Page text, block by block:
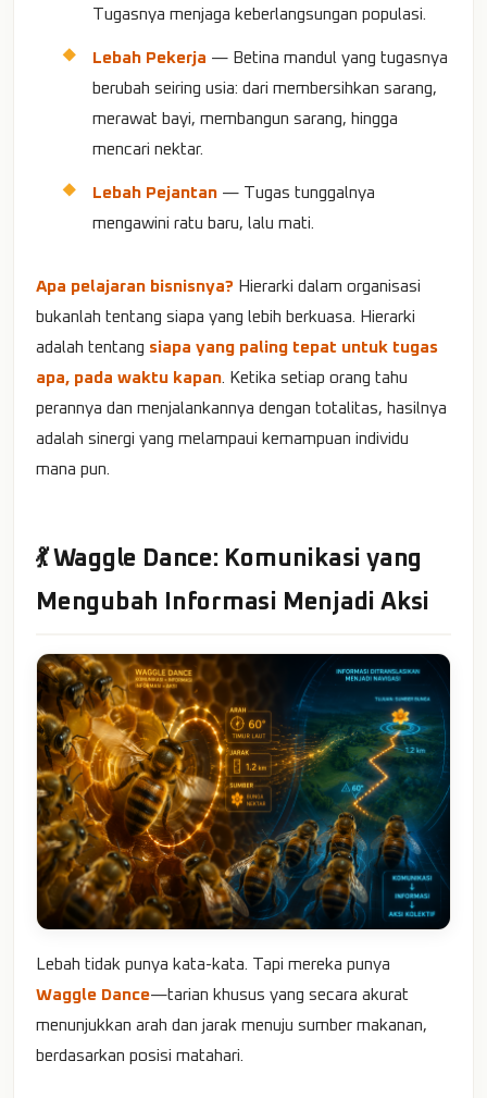
Tugasnya menjaga keberlangsungan populasi.
Lebah Pekerja — Betina mandul yang tugasnya
berubah seiring usia: dari membersihkan sarang,
merawat bayi, membangun sarang, hingga
mencari nektar.
Lebah Pejantan — Tugas tunggalnya
mengawini ratu baru, lalu mati.
Apa pelajaran bisnisnya? Hierarki dalam organisasi
bukanlah tentang siapa yang lebih berkuasa. Hierarki
adalah tentang siapa yang paling tepat untuk tugas
apa, pada waktu kapan . Ketika setiap orang tahu
perannya dan menjalankannya dengan totalitas, hasilnya
adalah sinergi yang melampaui kemampuan individu
mana pun.
💃 Waggle Dance: Komunikasi yang
Mengubah Informasi Menjadi Aksi
Lebah tidak punya kata-kata. Tapi mereka punya
Waggle Dance—tarian khusus yang secara akurat
menunjukkan arah dan jarak menuju sumber makanan,
berdasarkan posisi matahari.